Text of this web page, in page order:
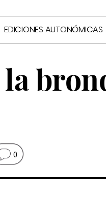
EDICIONES AUTONÓMICAS
0